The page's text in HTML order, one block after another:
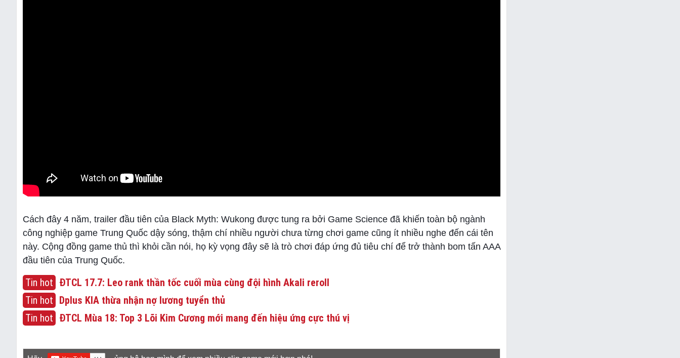
Cách đây 4 năm, trailer đầu tiên của Black Myth: Wukong được tung ra bởi Game Science đã khiến toàn bộ ngành
công nghiệp game Trung Quốc dậy sóng, thậm chí nhiều người chưa từng chơi game cũng ít nhiều nghe đến cái tên
này. Cộng đồng game thủ thì khỏi cần nói, họ kỳ vọng đây sẽ là trò chơi đáp ứng đủ tiêu chí để trở thành bom tấn AAA
đầu tiên của Trung Quốc.
Tin hot ĐTCL 17.7: Leo rank thần tốc cuối mùa cùng đội hình Akali reroll
Tin hot Dplus KIA thừa nhận nợ lương tuyển thủ
Tin hot ĐTCL Mùa 18: Top 3 Lõi Kim Cương mới mang đến hiệu ứng cực thú vị